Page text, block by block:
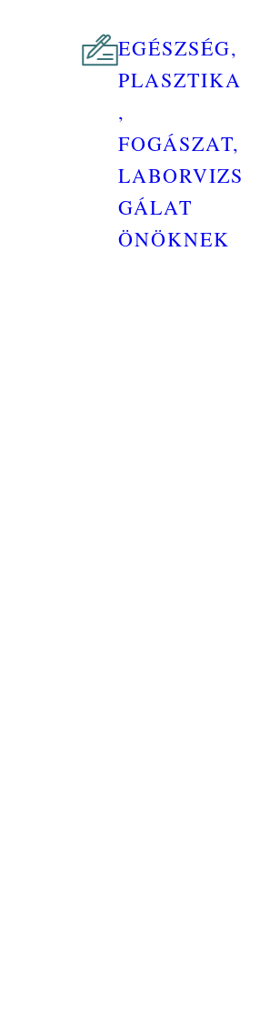
EGÉSZSÉG,
PLASZTIKA
,
FOGÁSZAT,
LABORVIZS
GÁLAT
ÖNÖKNEK